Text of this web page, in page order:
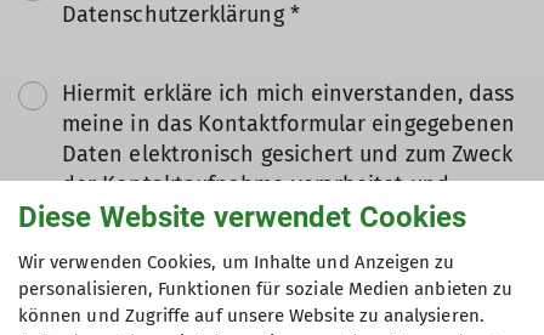
Datenschutzerklärung *
Hiermit erkläre ich mich einverstanden, dass
meine in das Kontaktformular eingegebenen
Daten elektronisch gesichert und zum Zweck
der Kontaktaufnahme verarbeitet und
genutzt werden. Mir ist bekannt, dass ich
kann. *
Diese Website verwendet Cookies
Wir verwenden Cookies, um Inhalte und Anzeigen zu
personalisieren, Funktionen für soziale Medien anbieten zu
können und Zugriffe auf unsere Website zu analysieren.